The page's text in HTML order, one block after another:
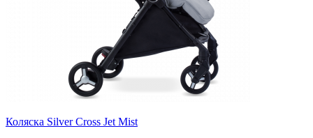
Коляска Silver Cross Jet Mist